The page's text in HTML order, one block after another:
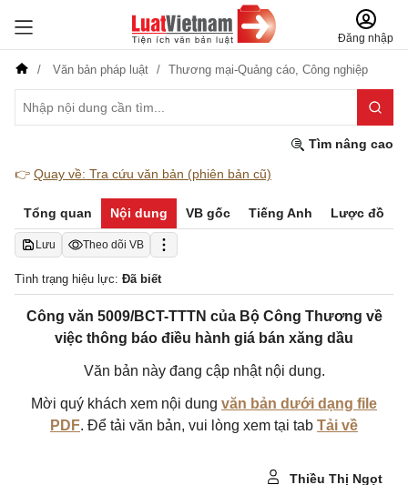
Đăng nhập
Văn bản pháp luật Thương mại-Quảng cáo, Công nghiệp
Tìm nâng cao
👉 Quay về: Tra cứu văn bản (phiên bản cũ)
Tổng quan Nội dung VB gốc Tiếng Anh Lược đồ
Lưu Theo dõi VB
Tình trạng hiệu lực: Đã biết
Công văn 5009/BCT-TTTN của Bộ Công Thương về
việc thông báo điều hành giá bán xăng dầu
Văn bản này đang cập nhật nội dung.
Mời quý khách xem nội dung văn bản dưới dạng file
PDF. Để tải văn bản, vui lòng xem tại tab Tải về
Thiều Thị Ngọt